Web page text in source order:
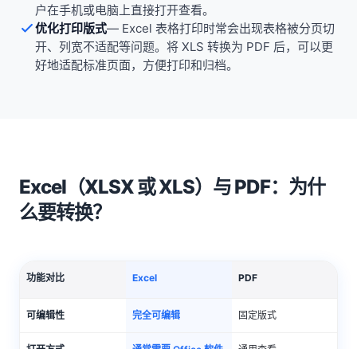
户在手机或电脑上直接打开查看。
优化打印版式— Excel 表格打印时常会出现表格被分页切
开、列宽不适配等问题。将 XLS 转换为 PDF 后，可以更
好地适配标准页面，方便打印和归档。
Excel（XLSX 或 XLS）与 PDF：为什
么要转换？
功能对比 Excel PDF
可编辑性 完全可编辑 固定版式